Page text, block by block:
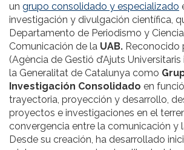
un grupo consolidado y especializado
investigación y divulgación científica,
Departamento de Periodismo y
Comunicación de la UAB. Reconocido
(Agència de Gestió d’Ajuts
la Generalitat de Catalunya como
Investigación Consolidado en
trayectoria, proyección y desarrollo,
proyectos e investigaciones en el
convergencia entre la comunicación y
Desde su creación, ha desarrollado